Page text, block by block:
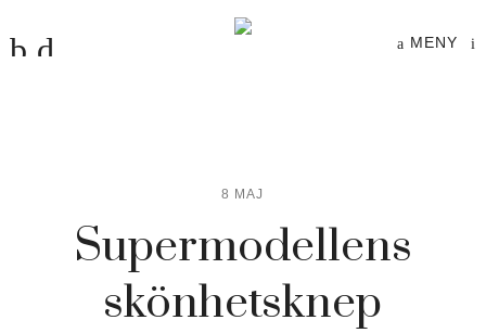
MENY
8 MAJ
Supermodellens
skönhetsknep